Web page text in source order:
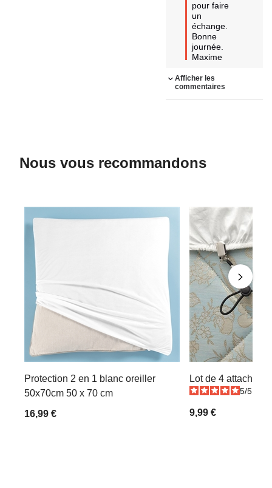
pour faire
un
échange.
Bonne
journée.
Maxime
Afficher les
commentaires
Nous vous recommandons
Protection 2 en 1 blanc oreiller
50x70cm 50 x 70 cm
16,99 €
Lot de 4 attache
5/5
9,99 €